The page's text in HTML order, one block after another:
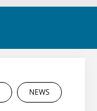
NEWS